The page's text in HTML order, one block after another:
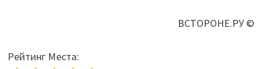
ВСТОРОНЕ.РУ ©
Рейтинг Места: